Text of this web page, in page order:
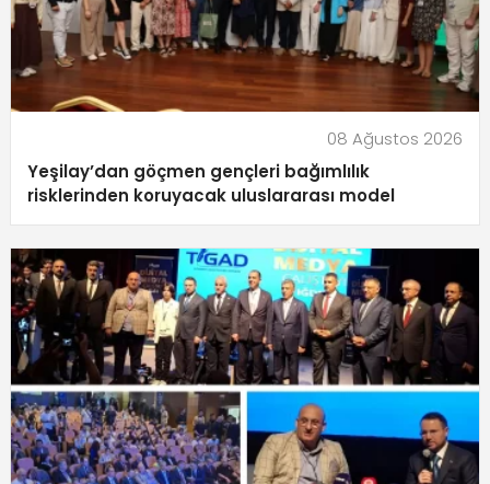
08 Ağustos 2026
Yeşilay’dan göçmen gençleri bağımlılık
risklerinden koruyacak uluslararası model